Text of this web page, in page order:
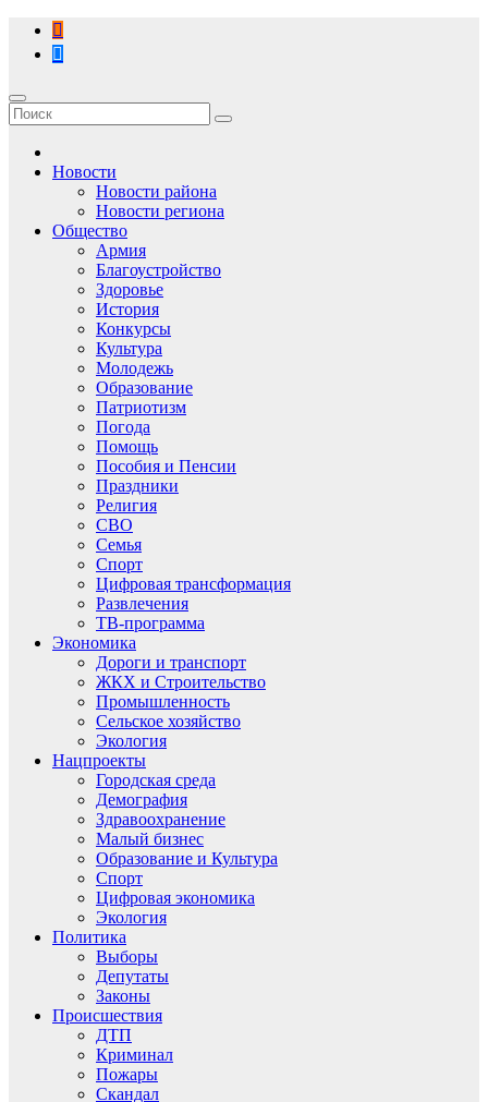
Перейти
содержимому
Новости
Новости района
Новости региона
Общество
Армия
Благоустройство
Здоровье
История
Конкурсы
Культура
Молодежь
Образование
Патриотизм
Погода
Помощь
Пособия и Пенсии
Праздники
Религия
СВО
Семья
Спорт
Цифровая трансформация
Развлечения
ТВ-программа
Экономика
Дороги и транспорт
ЖКХ и Строительство
Промышленность
Сельское хозяйство
Экология
Нацпроекты
Городская среда
Демография
Здравоохранение
Малый бизнес
Образование и Культура
Спорт
Цифровая экономика
Экология
Политика
Выборы
Депутаты
Законы
Происшествия
ДТП
Криминал
Пожары
Скандал